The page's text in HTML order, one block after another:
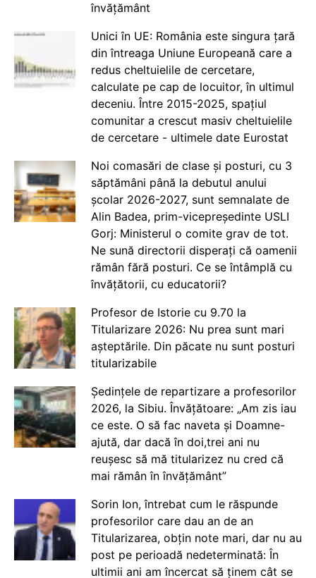
învățământ
Unici în UE: România este singura țară
din întreaga Uniune Europeană care a
redus cheltuielile de cercetare,
calculate pe cap de locuitor, în ultimul
deceniu. Între 2015-2025, spațiul
comunitar a crescut masiv cheltuielile
de cercetare - ultimele date Eurostat
Noi comasări de clase și posturi, cu 3
săptămâni până la debutul anului
școlar 2026-2027, sunt semnalate de
Alin Badea, prim-vicepreședinte USLI
Gorj: Ministerul o comite grav de tot.
Ne sună directorii disperați că oamenii
rămân fără posturi. Ce se întâmplă cu
învățătorii, cu educatorii?
Profesor de Istorie cu 9.70 la
Titularizare 2026: Nu prea sunt mari
așteptările. Din păcate nu sunt posturi
titularizabile
Ședințele de repartizare a profesorilor
2026, la Sibiu. Învățătoare: „Am zis iau
ce este. O să fac naveta și Doamne-
ajută, dar dacă în doi,trei ani nu
reușesc să mă titularizez nu cred că
mai rămân în învățământ”
Sorin Ion, întrebat cum le răspunde
profesorilor care dau an de an
Titularizarea, obțin note mari, dar nu au
post pe perioadă nedeterminată: În
ultimii ani am încercat să ținem cât se